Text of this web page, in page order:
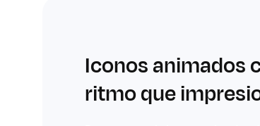
Iconos animados
ritmo que